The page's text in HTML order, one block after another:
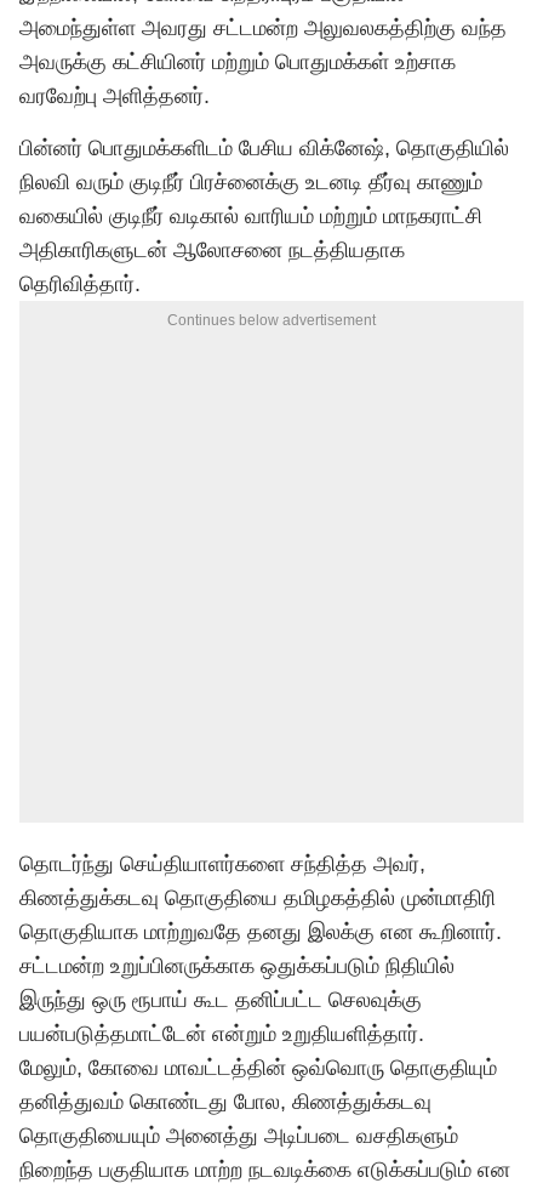
அமைந்துள்ள அவரது சட்டமன்ற அலுவலகத்திற்கு வந்த
அவருக்கு கட்சியினர் மற்றும் பொதுமக்கள் உற்சாக
வரவேற்பு அளித்தனர்.
பின்னர் பொதுமக்களிடம் பேசிய விக்னேஷ், தொகுதியில்
நிலவி வரும் குடிநீர் பிரச்னைக்கு உடனடி தீர்வு காணும்
வகையில் குடிநீர் வடிகால் வாரியம் மற்றும் மாநகராட்சி
அதிகாரிகளுடன் ஆலோசனை நடத்தியதாக
தெரிவித்தார்.
Continues below advertisement
தொடர்ந்து செய்தியாளர்களை சந்தித்த அவர்,
கிணத்துக்கடவு தொகுதியை தமிழகத்தில் முன்மாதிரி
தொகுதியாக மாற்றுவதே தனது இலக்கு என கூறினார்.
சட்டமன்ற உறுப்பினருக்காக ஒதுக்கப்படும் நிதியில்
இருந்து ஒரு ரூபாய் கூட தனிப்பட்ட செலவுக்கு
பயன்படுத்தமாட்டேன் என்றும் உறுதியளித்தார்.
மேலும், கோவை மாவட்டத்தின் ஒவ்வொரு தொகுதியும்
தனித்துவம் கொண்டது போல, கிணத்துக்கடவு
தொகுதியையும் அனைத்து அடிப்படை வசதிகளும்
நிறைந்த பகுதியாக மாற்ற நடவடிக்கை எடுக்கப்படும் என